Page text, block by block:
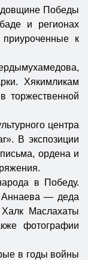
Победы
и регионах
к
Хякимликам
торжественной
центра
В экспозиции
ордена и
в Победу.
Аннаева — деда
Маслахаты
фотографии
в годы войны